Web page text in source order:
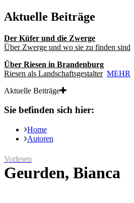
Aktuelle Beiträge
Der Küfer und die Zwerge
Über Zwerge und wo sie zu finden sind
Über Riesen in Brandenburg
Riesen als Landschaftsgestalter MEHR
Aktuelle Beiträge
Sie befinden sich hier:
Home
Autoren
Vorlesen
Geurden, Bianca